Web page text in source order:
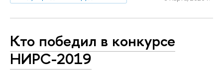
Кто победил в конкурсе
НИРС-2019